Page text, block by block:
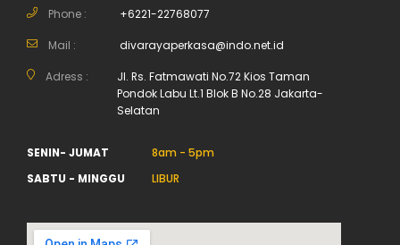
Phone : +6221-22768077
Mail : divarayaperkasa@indo.net.id
Adress :
Jl. Rs. Fatmawati No.72 Kios Taman
Pondok Labu Lt.1 Blok B No.28 Jakarta-
Selatan
SENIN- JUMAT
8am - 5pm
SABTU - MINGGU
LIBUR